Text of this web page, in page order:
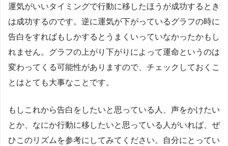
運気がいいタイミングで行動に移したほうが成功するとき
は成功するのです。逆に運気が下がっているグラフの時に
告白をすればもしかするとうまくいっていなかったかもし
れません。グラフの上がり下がりによって運命というのは
変わってくる可能性がありますので、チェックしておくこ
とはとても大事なことです。
もしこれから告白をしたいと思っている人、声をかけたい
とか、なにか行動に移したいと思っている人がいれば、ぜ
ひこのリズムを参考にしてみてください。自分にとってい